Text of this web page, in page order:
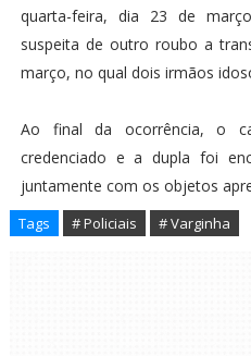
quarta-feira, dia 23 de
suspeita de outro roubo a
março, no qual dois irmãos
Ao final da ocorrência, o
credenciado e a dupla foi
juntamente com os objetos
Tags # Policiais # Varginha